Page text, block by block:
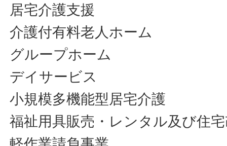
居宅介護支援
介護付有料老人ホーム
グループホーム
デイサービス
小規模多機能型居宅介護
福祉用具販売・レンタル及び住